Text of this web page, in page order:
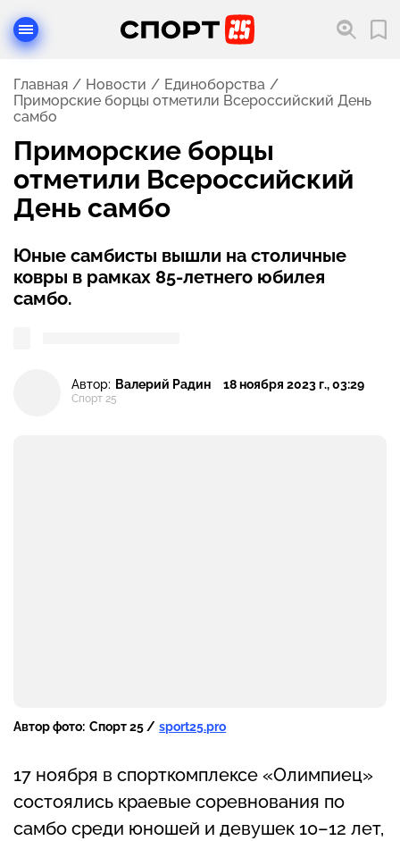
Главная Новости
Единоборства
Приморские борцы отметили Всероссийский День
самбо
Приморские борцы
отметили Всероссийский
День самбо
Юные самбисты вышли на столичные
ковры в рамках 85-летнего юбилея
самбо.
Автор: Валерий Радин
Спорт 25
18 ноября 2023 г., 03:29
Автор фото: Спорт 25 / sport25.pro
17 ноября в спорткомплексе «Олимпиец»
состоялись краевые соревнования по
самбо среди юношей и девушек 10–12 лет,